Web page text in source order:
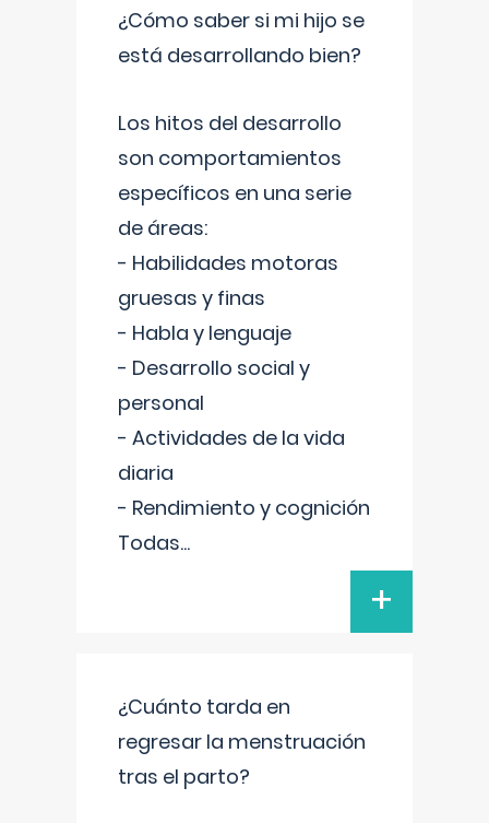
¿Cómo saber si mi hijo se
está desarrollando bien?
Los hitos del desarrollo
son comportamientos
específicos en una serie
de áreas:
- Habilidades motoras
gruesas y finas
- Habla y lenguaje
- Desarrollo social y
personal
- Actividades de la vida
diaria
- Rendimiento y cognición
Todas...
+
¿Cuánto tarda en
regresar la menstruación
tras el parto?